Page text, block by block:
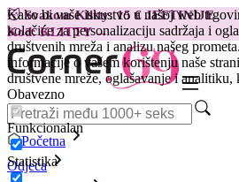
Kako bi vaše iskustvo u našoj web
kolačiće za personalizaciju sadržaja i
društvenih mreža i analizu našeg
informacije o vašem korištenju naše
društvene mreže, oglašavanje i
Obavezno
Funkcionalan
Statistika
😽Svakom Klitty: 15 € JEFTINIJE
Kod: KLITTY →
Početna
Odjeća